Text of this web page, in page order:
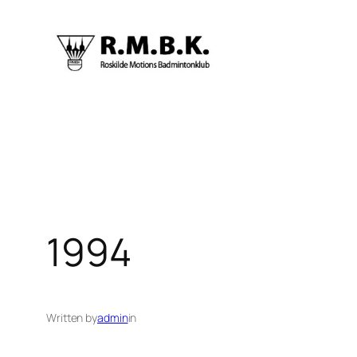
1994
Written byadminin